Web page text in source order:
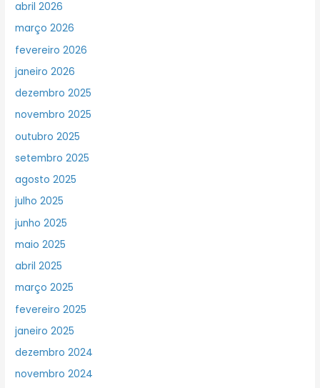
abril 2026
março 2026
fevereiro 2026
janeiro 2026
dezembro 2025
novembro 2025
outubro 2025
setembro 2025
agosto 2025
julho 2025
junho 2025
maio 2025
abril 2025
março 2025
fevereiro 2025
janeiro 2025
dezembro 2024
novembro 2024